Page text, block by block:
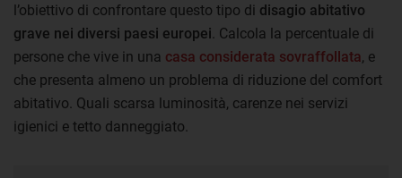
l’obiettivo di confrontare questo tipo di disagio abitativo
grave nei diversi paesi europei. Calcola la percentuale di
persone che vive in una casa considerata sovraffollata, e
che presenta almeno un problema di riduzione del comfort
abitativo. Quali scarsa luminosità, carenze nei servizi
igienici e tetto danneggiato.